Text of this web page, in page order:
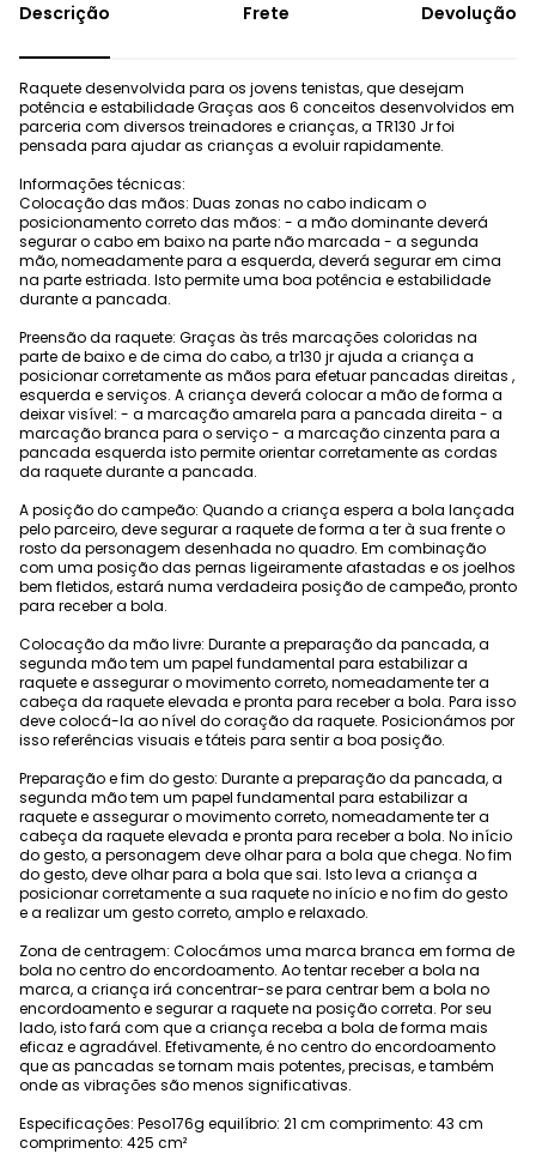
Frete Devolução
Raquete desenvolvida para os jovens tenistas, que desejam
potência e estabilidade Graças aos 6 conceitos desenvolvidos em
parceria com diversos treinadores e crianças, a TR130 Jr foi
pensada para ajudar as crianças a evoluir rapidamente.
Informações técnicas:
Colocação das mãos: Duas zonas no cabo indicam o
posicionamento correto das mãos: - a mão dominante deverá
segurar o cabo em baixo na parte não marcada - a segunda
mão, nomeadamente para a esquerda, deverá segurar em cima
na parte estriada. Isto permite uma boa potência e estabilidade
durante a pancada.
Preensão da raquete: Graças às três marcações coloridas na
parte de baixo e de cima do cabo, a tr130 jr ajuda a criança a
posicionar corretamente as mãos para efetuar pancadas direitas ,
esquerda e serviços. A criança deverá colocar a mão de forma a
deixar visível: - a marcação amarela para a pancada direita - a
marcação branca para o serviço - a marcação cinzenta para a
pancada esquerda isto permite orientar corretamente as cordas
da raquete durante a pancada.
A posição do campeão: Quando a criança espera a bola lançada
pelo parceiro, deve segurar a raquete de forma a ter à sua frente o
rosto da personagem desenhada no quadro. Em combinação
com uma posição das pernas ligeiramente afastadas e os joelhos
bem fletidos, estará numa verdadeira posição de campeão, pronto
para receber a bola.
Colocação da mão livre: Durante a preparação da pancada, a
segunda mão tem um papel fundamental para estabilizar a
raquete e assegurar o movimento correto, nomeadamente ter a
cabeça da raquete elevada e pronta para receber a bola. Para isso
deve colocá-la ao nível do coração da raquete. Posicionámos por
isso referências visuais e táteis para sentir a boa posição.
Preparação e fim do gesto: Durante a preparação da pancada, a
segunda mão tem um papel fundamental para estabilizar a
raquete e assegurar o movimento correto, nomeadamente ter a
cabeça da raquete elevada e pronta para receber a bola. No início
do gesto, a personagem deve olhar para a bola que chega. No fim
do gesto, deve olhar para a bola que sai. Isto leva a criança a
posicionar corretamente a sua raquete no início e no fim do gesto
e a realizar um gesto correto, amplo e relaxado.
Zona de centragem: Colocámos uma marca branca em forma de
bola no centro do encordoamento. Ao tentar receber a bola na
marca, a criança irá concentrar-se para centrar bem a bola no
encordoamento e segurar a raquete na posição correta. Por seu
lado, isto fará com que a criança receba a bola de forma mais
eficaz e agradável. Efetivamente, é no centro do encordoamento
que as pancadas se tornam mais potentes, precisas, e também
onde as vibrações são menos significativas.
Especificações: Peso176g equilíbrio: 21 cm comprimento: 43 cm
comprimento: 425 cm²